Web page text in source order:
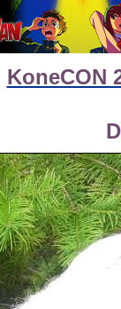
KoneCON